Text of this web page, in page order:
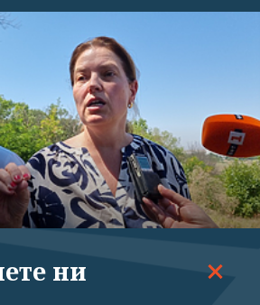
от кризата по Дунав
ни